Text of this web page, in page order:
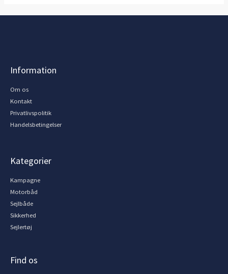
Information
Om os
Kontakt
Privatlivspolitik
Handelsbetingelser
Kategorier
Kampagne
Motorbåd
Sejlbåde
Sikkerhed
Sejlertøj
Find os